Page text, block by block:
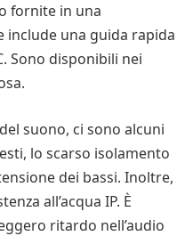
fornite in una
include una guida rapida
Sono disponibili nei
suono, ci sono alcuni
lo scarso isolamento
dei bassi. Inoltre,
all’acqua IP. È
ritardo nell’audio